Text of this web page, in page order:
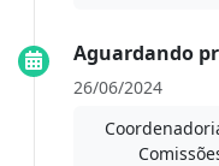
Aguardando
26/06/2024